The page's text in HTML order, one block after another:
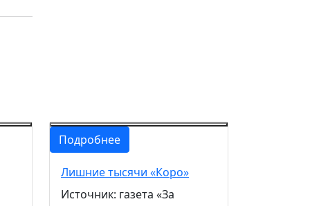
Подробнее
Лишние тысячи «Коро»
Источник: газета «За